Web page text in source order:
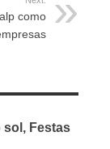
como
sol, Festas